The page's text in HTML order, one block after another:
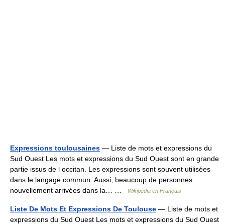
Expressions toulousaines — Liste de mots et expressions du
Sud Ouest Les mots et expressions du Sud Ouest sont en grande
partie issus de l occitan. Les expressions sont souvent utilisées
dans le langage commun. Aussi, beaucoup de personnes
nouvellement arrivées dans la… …
Wikipédia en Français
Liste De Mots Et Expressions De Toulouse — Liste de mots et
expressions du Sud Ouest Les mots et expressions du Sud Ouest